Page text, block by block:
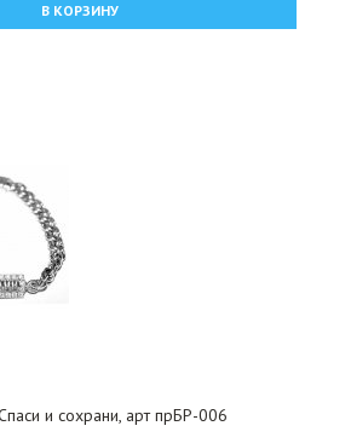
В КОРЗИНУ
и сохрани, арт прБР-006